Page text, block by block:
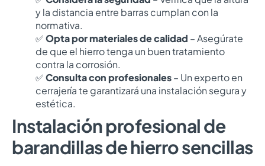
y la distancia entre barras cumplan con la
normativa.
✅Opta por materiales de calidad – Asegúrate
de que el hierro tenga un buen tratamiento
contra la corrosión.
✅Consulta con profesionales– Un experto en
cerrajería te garantizará una instalación segura y
estética.
Instalación profesional de
barandillas de hierro sencillas